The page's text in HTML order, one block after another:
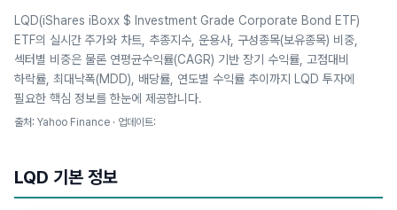
LQD(iShares iBoxx $ Investment Grade Corporate Bond ETF)
ETF의 실시간 주가와 차트, 추종지수, 운용사, 구성종목(보유종목) 비중,
섹터별 비중은 물론 연평균수익률(CAGR) 기반 장기 수익률, 고점대비
하락률, 최대낙폭(MDD), 배당률, 연도별 수익률 추이까지 LQD 투자에
필요한 핵심 정보를 한눈에 제공합니다.
출처: Yahoo Finance · 업데이트:
LQD 기본 정보